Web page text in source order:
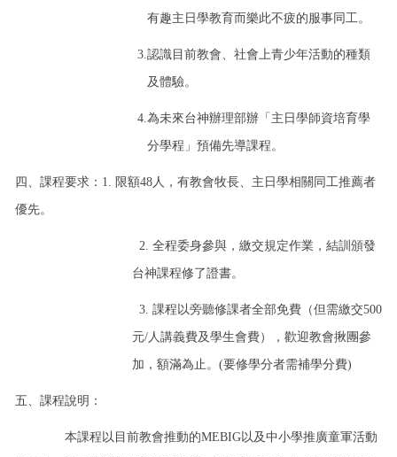
有趣主日學教育而樂此不疲的服事同工。
3.認識目前教會、社會上青少年活動的種類
及體驗。
4.為未來台神辦理部辦「主日學師資培育學
分學程」預備先導課程。
四、課程要求：1. 限額48人，有教會牧長、主日學相關同工推薦者
優先。
2. 全程委身參與，繳交規定作業，結訓頒發
台神課程修了證書。
3. 課程以旁聽修課者全部免費（但需繳交500
元/人講義費及學生會費），歡迎教會揪團參
加，額滿為止。(要修學分者需補學分費)
五、課程說明：
本課程以目前教會推動的MEBIG以及中小學推廣童軍活動